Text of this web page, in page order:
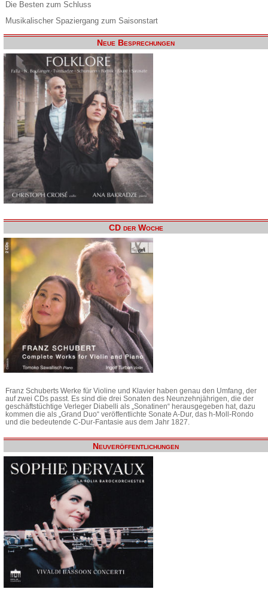
Die Besten zum Schluss
Musikalischer Spaziergang zum Saisonstart
Neue Besprechungen
CD der Woche
Franz Schuberts Werke für Violine und Klavier haben genau den Umfang, der
auf zwei CDs passt. Es sind die drei Sonaten des Neunzehnjährigen, die der
geschäftstüchtige Verleger Diabelli als „Sonatinen“ herausgegeben hat, dazu
kommen die als „Grand Duo“ veröffentlichte Sonate A-Dur, das h-Moll-Rondo
und die bedeutende C-Dur-Fantasie aus dem Jahr 1827.
Neuveröffentlichungen